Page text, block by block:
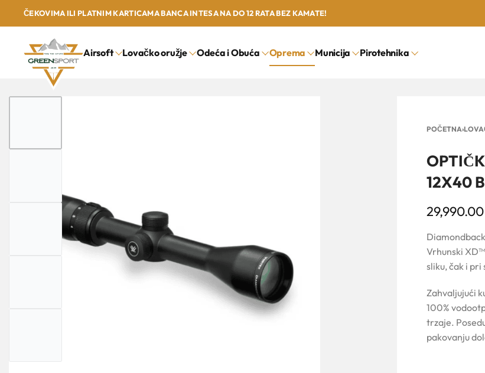
ČEKOVIMA ILI PLATNIM KARTICAMA BANCA INTESA NA DO 12 RATA BEZ KAMATE!
Airsoft Lovačko oružje Odeća i Obuća Oprema Municija Pirotehnika
POČETNA›
12X40
29,990.00
Vrhunski
sliku, čak i
Zahvaljujući
100%
trzaje.
pakovanju